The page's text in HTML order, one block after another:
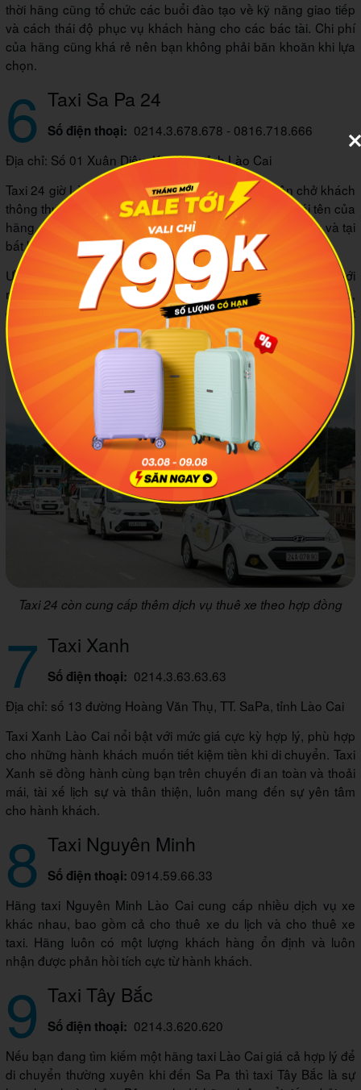
thời hãng cũng tổ chức các buổi đào tạo về kỹ năng giao tiếp
và cách thái độ phục vụ khách hàng cho các bác tài. Chi phí
của hãng cũng khá rẻ nên bạn không phải băn khoăn khi lựa
chọn.
6 Taxi Sa Pa 24
Số điện thoại: 0214.3.678.678 - 0816.718.666
Địa chỉ: Số 01 Xuân Diệu, Kim Tân, tỉnh Lào Cai
Taxi 24 giờ Lào Cai ngoài cung cấp dịch vụ chuyên chở khách
thông thường còn cho thuê xe theo hợp đồng. Như cái tên của
hãng, taxi 24 giờ cung cấp dịch vụ suốt 24 giờ mỗi ngày và tại
bất kỳ địa điểm nào bạn cần.
Ưu điểm nổi bật của hãng chính là chất lượng của xe với
những “chiếc xế” mới cùng nội thất sang trọng. Bên cạnh đó,
các tài xế luôn thân thiện và phục vụ khách hàng một cách rất
tận tâm.
Taxi 24 còn cung cấp thêm dịch vụ thuê xe theo hợp đồng
7 Taxi Xanh
Số điện thoại: 0214.3.63.63.63
Địa chỉ: số 13 đường Hoàng Văn Thụ, TT. SaPa, tỉnh Lào Cai
Taxi Xanh Lào Cai nổi bật với mức giá cực kỳ hợp lý, phù hợp
cho những hành khách muốn tiết kiệm tiền khi di chuyển. Taxi
Xanh sẽ đồng hành cùng bạn trên chuyến đi an toàn và thoải
mái, tài xế lịch sự và thân thiện, luôn mang đến sự yên tâm
cho hành khách.
8 Taxi Nguyên Minh
Số điện thoại: 0914.59.66.33
Hãng taxi Nguyên Minh Lào Cai cung cấp nhiều dịch vụ xe
khác nhau, bao gồm cả cho thuê xe du lịch và cho thuê xe
taxi. Hãng luôn có một lượng khách hàng ổn định và luôn
nhận được phản hồi tích cực từ hành khách.
9 Taxi Tây Bắc
Số điện thoại: 0214.3.620.620
Nếu bạn đang tìm kiếm một hãng taxi Lào Cai giá cả hợp lý để
di chuyển thường xuyên khi đến Sa Pa thì taxi Tây Bắc là sự